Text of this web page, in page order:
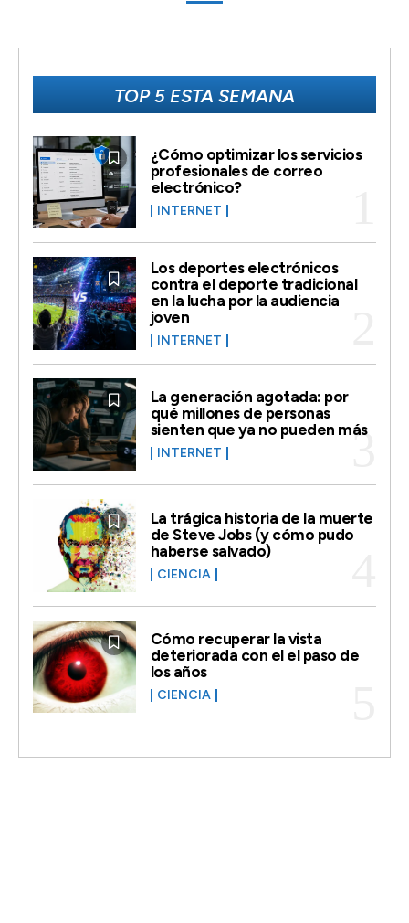
TOP 5 ESTA SEMANA
¿Cómo optimizar los servicios
profesionales de correo
electrónico?
INTERNET
Los deportes electrónicos
contra el deporte tradicional
en la lucha por la audiencia
joven
INTERNET
La generación agotada: por
qué millones de personas
sienten que ya no pueden más
INTERNET
La trágica historia de la muerte
de Steve Jobs (y cómo pudo
haberse salvado)
CIENCIA
Cómo recuperar la vista
deteriorada con el el paso de
los años
CIENCIA